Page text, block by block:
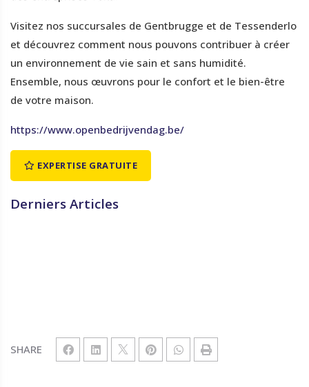
SHARE
Visitez nos succursales de Gentbrugge et de Tessenderlo
et découvrez comment nous pouvons contribuer à créer
un environnement de vie sain et sans humidité.
Ensemble, nous œuvrons pour le confort et le bien-être
de votre maison.
https://www.openbedrijvendag.be/
EXPERTISE GRATUITE
Derniers Articles